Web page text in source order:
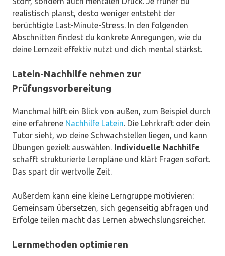
realistisch planst, desto weniger entsteht der
berüchtigte Last-Minute-Stress. In den folgenden
Abschnitten findest du konkrete Anregungen, wie du
deine Lernzeit effektiv nutzt und dich mental stärkst.
Latein-Nachhilfe nehmen zur
Prüfungsvorbereitung
Manchmal hilft ein Blick von außen, zum Beispiel durch
eine erfahrene Nachhilfe Latein. Die Lehrkraft oder dein
Tutor sieht, wo deine Schwachstellen liegen, und kann
Übungen gezielt auswählen. Individuelle Nachhilfe
schafft strukturierte Lernpläne und klärt Fragen sofort.
Das spart dir wertvolle Zeit.
Außerdem kann eine kleine Lerngruppe motivieren:
Gemeinsam übersetzen, sich gegenseitig abfragen und
Erfolge teilen macht das Lernen abwechslungsreicher.
Lernmethoden optimieren